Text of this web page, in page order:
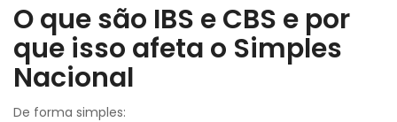
O que são IBS e CBS e por
que isso afeta o Simples
Nacional
De forma simples: